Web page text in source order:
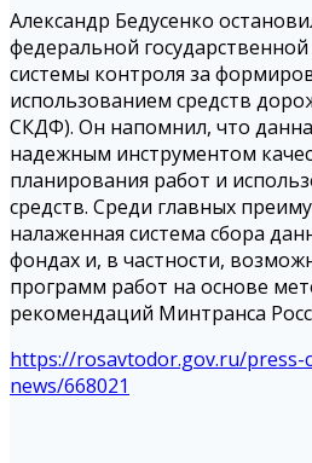
Александр Бедусенко
федеральной
системы контроля за
использованием средств
СКДФ). Он напомнил, что
надежным инструментом
планирования работ и
средств. Среди главных
налаженная система сбора
фондах и, в частности,
программ работ на основе
рекомендаций Минтранса
https://rosavtodor.gov.ru/press-
news/668021